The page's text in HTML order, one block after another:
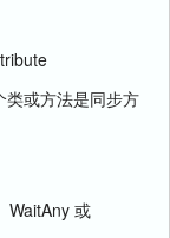
或方法是同步方
或